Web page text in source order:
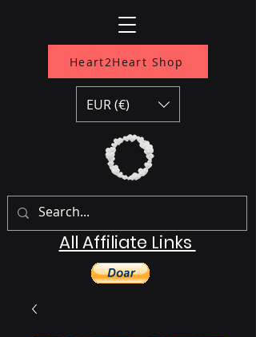
Heart2Heart Shop
All Affiliate Links
EUR (€)